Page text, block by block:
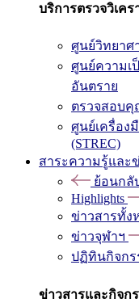
บริการตรวจวิเค
ศูนย์วิทยาศ
ศูนย์ความเ
อันตราย
ตรวจสอบ
ศูนย์เครื่อง
(STREC)
สาระความรู้และ
ย้อนกลั
Highlights
ข่าวสารทั้ง
ข่าวจุฬาฯ
ปฏิทินกิจกร
ข่าวสารและกิจก